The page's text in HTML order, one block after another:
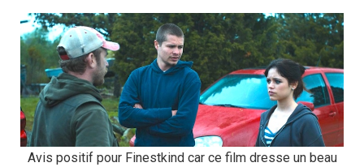
Avis positif pour Finestkind car ce film dresse un beau